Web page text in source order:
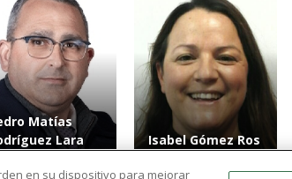
Matías
Lara
Isabel Gómez Ros
en su dispositivo para mejorar